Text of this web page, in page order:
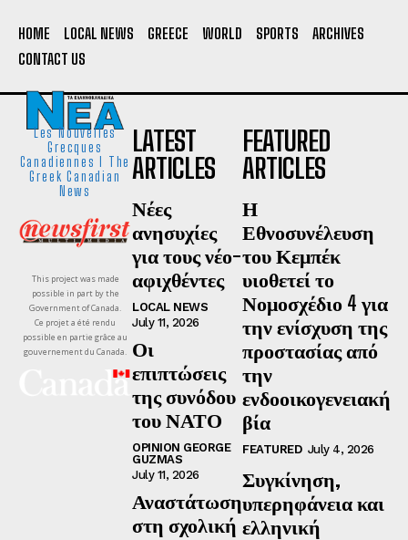
HOME LOCAL NEWS GREECE WORLD SPORTS
ARCHIVES
CONTACT US
Les Nouvelles
Grecques
Canadiennes I The
Greek Canadian
News
This project was made
possible in part by the
Government of Canada.
Ce projet a été rendu
possible en partie grâce au
gouvernement du Canada.
LATEST
ARTICLES
Νέες
ανησυχίες
για τους νέο-
αφιχθέντες
LOCAL NEWS
July 11, 2026
Οι
επιπτώσεις
της συνόδου
του ΝΑΤΟ
OPINION GEORGE
GUZMAS
July 11, 2026
Αναστάτωση
στη σχολική
FEATURED
ARTICLES
Η
Εθνοσυνέλευση
του Κεμπέκ
υιοθετεί το
Νομοσχέδιο 4 για
την ενίσχυση της
προστασίας από
την
ενδοοικογενειακή
βία
FEATURED July 4, 2026
Συγκίνηση,
υπερηφάνεια και
ελληνική